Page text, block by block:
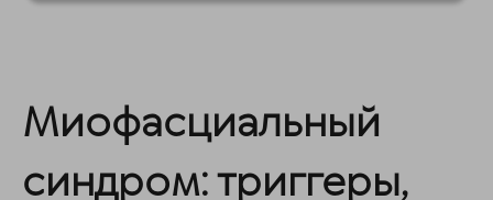
Миофасциальный
синдром: триггеры,